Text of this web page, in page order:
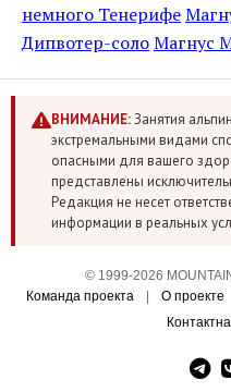
немного Тенерифе
Дипвотер-солоМагнус
ВНИМАНИЕ:Занятия
экстремальными видами
опасными для вашего
представлены
Редакция не несет
информации в реальных
© 1999-2026
Команда проекта
О проекте